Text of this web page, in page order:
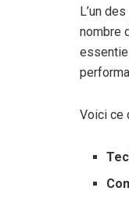
L’un
nombre
Voici ce